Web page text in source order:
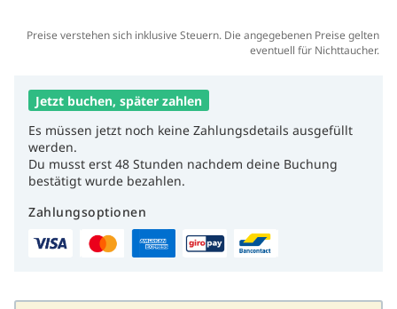
segment of the Rinca Island Komodo Dragon trekking
Palau Pristine Paradise Environmental Fee (PPEF)
PUBLIC NOTICE: Palau Pristine Paradise Environmental Fee
(PPEF) (pristineparadisepalau.com)
In accordance with RPPL No. 10-16, effective January 1, 2018,
the PPEF of One Hundred Dollars ($100 USD) shall be
the Republic of Palau. The ticketing airline shall be
responsible for collecting the PPEF.
Preise verstehen sich inklusive Steuern. Die angegebenen Preise gelten
eventuell für Nichttaucher.
Jetzt buchen, später zahlen
Es müssen jetzt noch keine Zahlungsdetails ausgefüllt
werden.
Du musst erst 48 Stunden nachdem deine Buchung
bestätigt wurde bezahlen.
Zahlungsoptionen